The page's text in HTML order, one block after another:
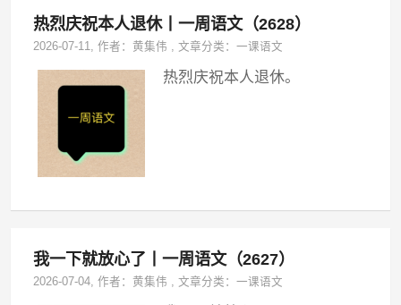
热烈庆祝本人退休丨一周语文（2628）
2026-07-11, 作者：黄集伟 ,文章分类：一课语文
热烈庆祝本人退休。
我一下就放心了丨一周语文（2627）
2026-07-04, 作者：黄集伟 ,文章分类：一课语文